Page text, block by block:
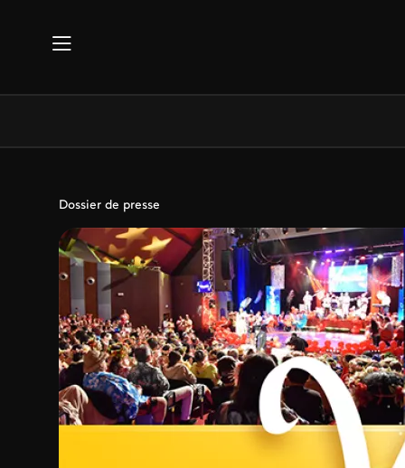
Dossier de presse